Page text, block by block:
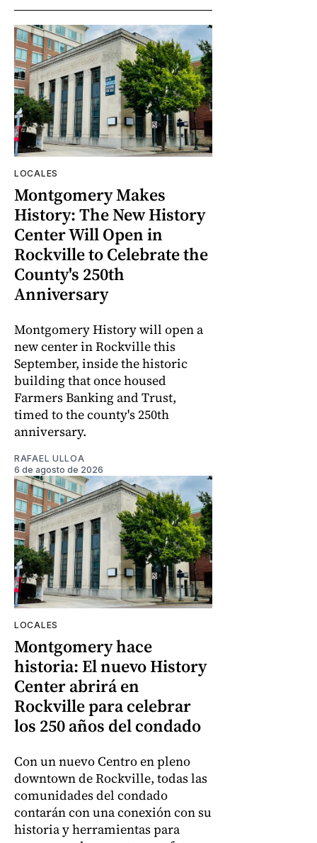
LOCALES
Montgomery Makes
History: The New History
Center Will Open in
Rockville to Celebrate the
County's 250th
Anniversary
Montgomery History will open a
new center in Rockville this
September, inside the historic
building that once housed
Farmers Banking and Trust,
timed to the county's 250th
anniversary.
RAFAEL ULLOA
6 de agosto de 2026
LOCALES
Montgomery hace
historia: El nuevo History
Center abrirá en
Rockville para celebrar
los 250 años del condado
Con un nuevo Centro en pleno
downtown de Rockville, todas las
comunidades del condado
contarán con una conexión con su
historia y herramientas para